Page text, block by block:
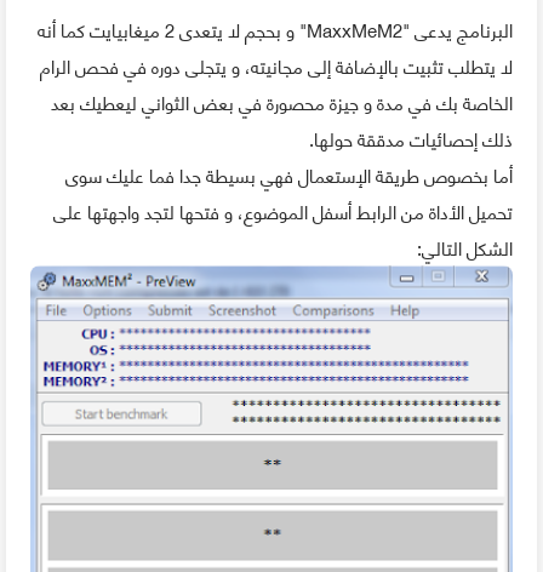
البرنامج يدعى "MaxxMeM2" و بحجم لا يتعدى 2 ميغابيايت كما أنه
لا يتطلب تثبيت بالإضافة إلى مجانيته، و يتجلى دوره في فحص الرام
الخاصة بك في مدة و جيزة محصورة في بعض الثواني ليعطيك بعد
ذلك إحصائيات مدققة حولها.
أما بخصوص طريقة الإستعمال فهي بسيطة جدا فما عليك سوى
تحميل الأداة من الرابط أسفل الموضوع، و فتحها لتجد واجهتها على
الشكل التالي: